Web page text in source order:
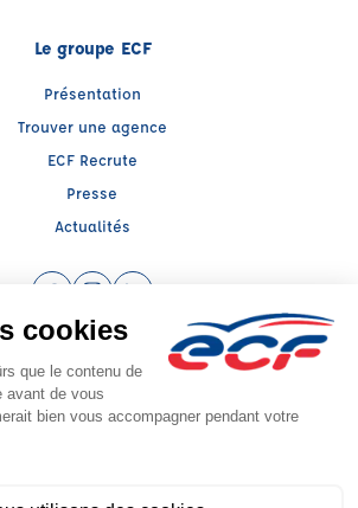
Le groupe ECF
Présentation
Trouver une agence
ECF Recrute
Presse
Actualités
Facebook (nouvelle fenêtre)
Instagram (nouvelle fenêtre)
LinkedIn (nouvelle fenêtre)
: FC BREQUIGNY - Capital social: 7700€
de TVA intracommunautaire: FR 78 432521664
Agrément n°E140350005
BAYET , RENNES (35200) - Représentant légal :